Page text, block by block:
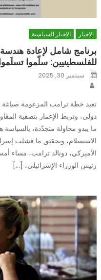
الاخبار الاخبار السياسية
برنامج شامل لإعادة
للفلسطينيين: سلّموا
Posted
onسبتمبر 30, 2025
تعيد خطة ترامب المزعومة
دولي، وتربط الإعمار بتصفية
ما يبدو محاولة متجدّدة، بالسياسة
الاستسلام، وتحقيق ما فشلت
الأميركي، دونالد ترامب،
رئيس الوزراء الإسرائيلي، […]